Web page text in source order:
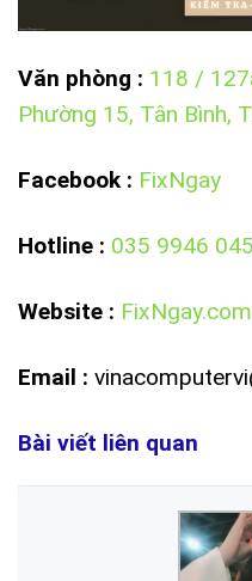
Văn phòng : 118 /
Phường 15, Tân Bình,
Facebook : FixNgay
Hotline : 035 9946 045
Website : FixNgay.com
Email :
Bài viết liên quan